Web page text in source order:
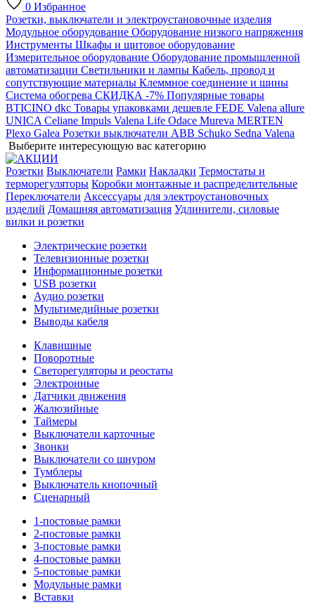
0 Избранное
Розетки, выключатели и электроустановочные изделия
Модульное оборудование Оборудование низкого напряжения
Инструменты Шкафы и щитовое оборудование
Измерительное оборудование Оборудование промышленной
автоматизации Светильники и лампы Кабель, провод и
сопутствующие материалы Клеммное соединение и шины
Система обогрева СКИДКА -7% Популярные товары
BTICINO dkc Товары упаковками дешевле FEDE Valena allure
UNICA Celiane Impuls Valena Life Odace Mureva MERTEN
Plexo Galea Розетки выключатели ABB Schuko Sedna Valena
Выберите интересующую вас категорию
Розетки Выключатели Рамки Накладки Термостаты и
терморегуляторы Коробки монтажные и распределительные
Переключатели Аксессуары для электроустановочных
изделий Домашняя автоматизация Удлинители, силовые
вилки и розетки
Электрические розетки
Телевизионные розетки
Информационные розетки
USB розетки
Аудио розетки
Мультимедийные розетки
Выводы кабеля
Клавишные
Поворотные
Светорегуляторы и реостаты
Электронные
Датчики движения
Жалюзийные
Таймеры
Выключатели карточные
Звонки
Выключатели со шнуром
Тумблеры
Выключатель кнопочный
Сценарный
1-постовые рамки
2-постовые рамки
3-постовые рамки
4-постовые рамки
5-постовые рамки
Модульные рамки
Вставки